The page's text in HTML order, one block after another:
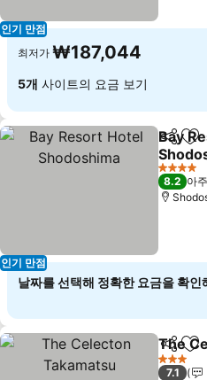
인기 만점
최저가 ₩187,044
5개 사이트의 요금 보기
인기 만점
공유 즐
Bay
요금
4 성급
8.2 아
날짜를 선택해 정확한 요금을 확인
공유 즐
The
3 성급
7.1